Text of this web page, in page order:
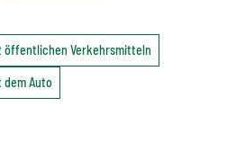
öffentlichen Verkehrsmitteln
dem Auto